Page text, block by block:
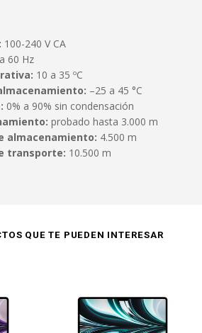
100-240 V CA
60 Hz
10 a 35 ºC
–25 a 45 °C
0% a 90% sin condensación
probado hasta 3.000 m
almacenamiento: 4.500 m
transporte: 10.500 m
QUE TE PUEDEN INTERESAR